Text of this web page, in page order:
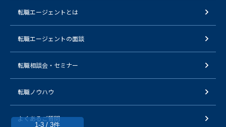
1-3 / 3件
転職エージェントとは
転職エージェントの面談
転職相談会・セミナー
転職ノウハウ
よくあるご質問